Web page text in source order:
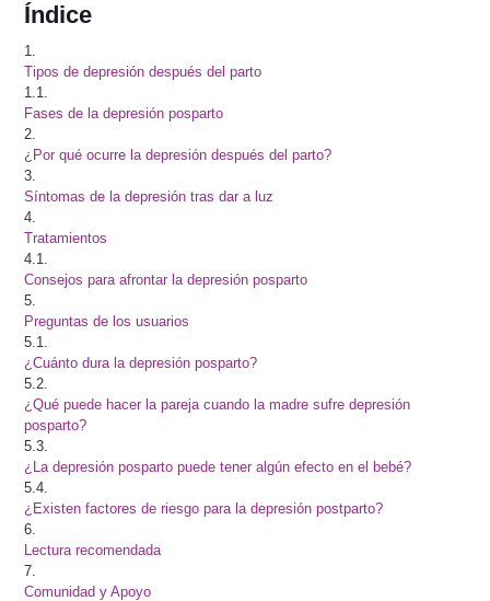
Índice
1.
Tipos de depresión después del parto
1.1.
Fases de la depresión posparto
2.
¿Por qué ocurre la depresión después del parto?
3.
Síntomas de la depresión tras dar a luz
4.
Tratamientos
4.1.
Consejos para afrontar la depresión posparto
5.
Preguntas de los usuarios
5.1.
¿Cuánto dura la depresión posparto?
5.2.
¿Qué puede hacer la pareja cuando la madre sufre depresión
posparto?
5.3.
¿La depresión posparto puede tener algún efecto en el bebé?
5.4.
¿Existen factores de riesgo para la depresión postparto?
6.
Lectura recomendada
7.
Comunidad y Apoyo